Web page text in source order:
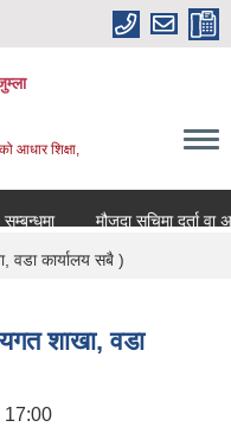
आधार शिक्षा,
मौजुदा सुचिमा दर्ता वा
वडा कार्यालय सबै )
शाखा, वडा
17:00